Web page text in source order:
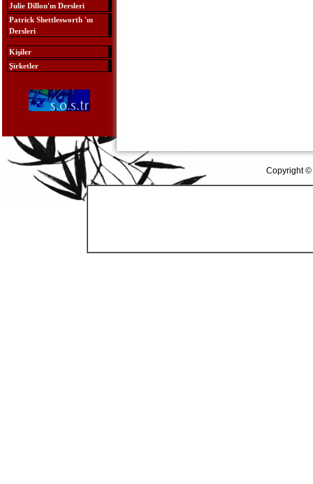
Julie Dillon'ın Dersleri
Patrick Shettlesworth 'ın
Dersleri
Kişiler
Şirketler
Copyright ©